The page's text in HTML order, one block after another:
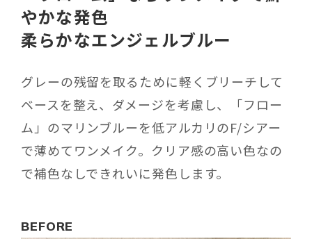
やかな発色
柔らかなエンジェルブルー
グレーの残留を取るために軽くブリーチして
ベースを整え、ダメージを考慮し、「フロー
ム」のマリンブルーを低アルカリのF/シアー
で薄めてワンメイク。クリア感の高い色なの
で補色なしできれいに発色します。
BEFORE